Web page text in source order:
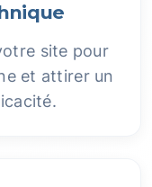
site pour
et attirer un